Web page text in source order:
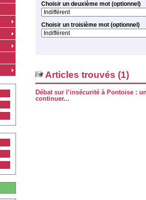
Choisir un deuxième mot (optionnel)
Choisir un troisième mot (optionnel)
Articles trouvés (1)
Débat sur l’insécurité à Pontoise :
continuer...